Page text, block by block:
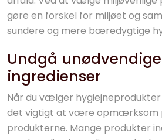
gøre en forskel for miljøet og
sundere og mere bæredygtige
Undgå unødvendige
ingredienser
Når du vælger
det vigtigt at være opmærksom
produkterne. Mange produkter